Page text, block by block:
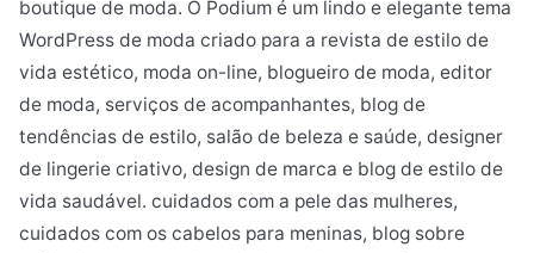
boutique de moda. O Podium é um lindo e elegante tema
WordPress de moda criado para a revista de estilo de
vida estético, moda on-line, blogueiro de moda, editor
de moda, serviços de acompanhantes, blog de
tendências de estilo, salão de beleza e saúde, designer
de lingerie criativo, design de marca e blog de estilo de
vida saudável. cuidados com a pele das mulheres,
cuidados com os cabelos para meninas, blog sobre